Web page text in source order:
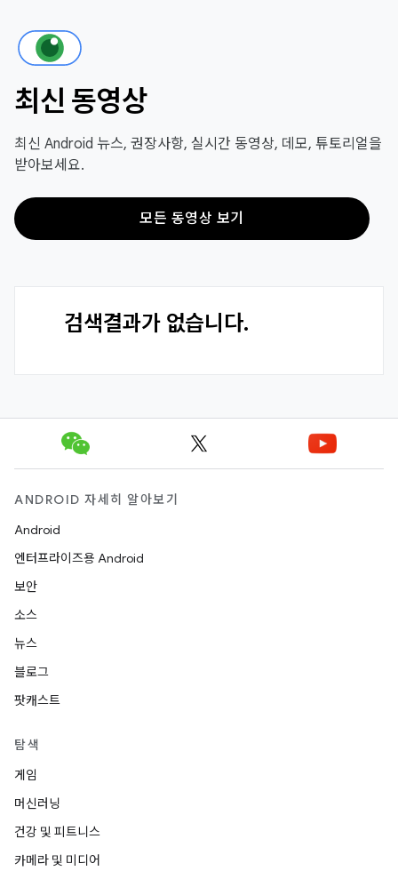
최신 동영상
최신 Android 뉴스, 권장사항, 실시간 동영상, 데모, 튜토리얼을
받아보세요.
모든 동영상 보기
검색결과가 없습니다.
ANDROID 자세히 알아보기
Android
엔터프라이즈용 Android
보안
소스
뉴스
블로그
팟캐스트
탐색
게임
머신러닝
건강 및 피트니스
카메라 및 미디어